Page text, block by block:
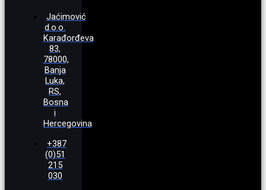
Jaćimović
d.o.o.
Karađorđeva
83,
78000,
Banja
Luka,
RS,
Bosna
i
Hercegovina
+387
(0)51
215
030